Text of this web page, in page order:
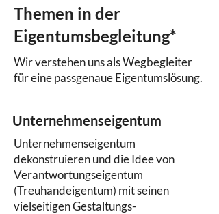
Themen in der
Eigentumsbegleitung*
Wir verstehen uns als Wegbegleiter
für eine passgenaue Eigentumslösung.
Unternehmenseigentum
Unternehmenseigentum
dekonstruieren und die Idee von
Verantwortungseigentum
(Treuhandeigentum) mit seinen
vielseitigen Gestaltungs-